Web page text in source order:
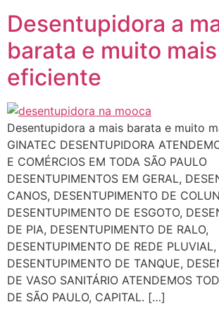
Desentupidora a
barata e muito mais
eficiente
Desentupidora a mais barata e muito
GINATEC DESENTUPIDORA
E COMÉRCIOS EM TODA SÃO PAULO
DESENTUPIMENTOS EM GERAL,
CANOS, DESENTUPIMENTO DE
DESENTUPIMENTO DE ESGOTO,
DE PIA, DESENTUPIMENTO DE RALO,
DESENTUPIMENTO DE REDE PLUVIAL,
DESENTUPIMENTO DE TANQUE,
DE VASO SANITÁRIO ATENDEMOS
DE SÃO PAULO, CAPITAL. […]